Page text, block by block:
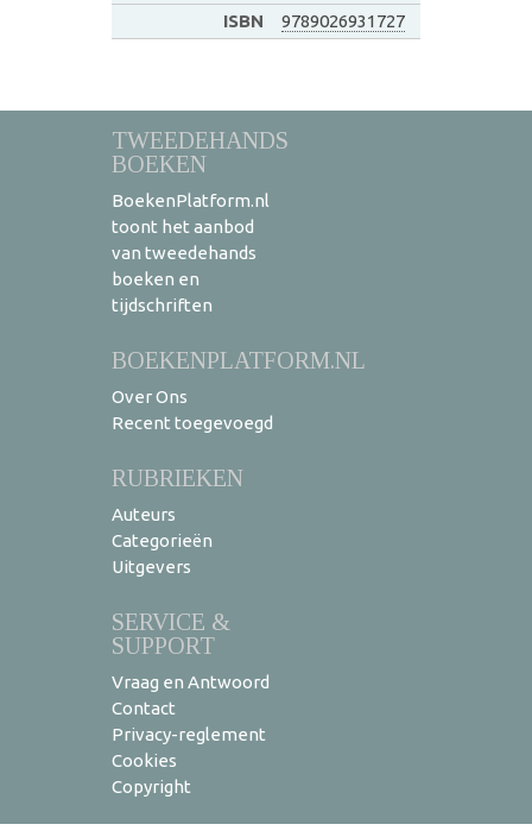
ISBN
9789026931727
TWEEDEHANDS
BOEKEN
BoekenPlatform.nl
toont het aanbod
van tweedehands
boeken en
tijdschriften
BOEKENPLATFORM.NL
Over Ons
Recent toegevoegd
RUBRIEKEN
Auteurs
Categorieën
Uitgevers
SERVICE &
SUPPORT
Vraag en Antwoord
Contact
Privacy-reglement
Cookies
Copyright